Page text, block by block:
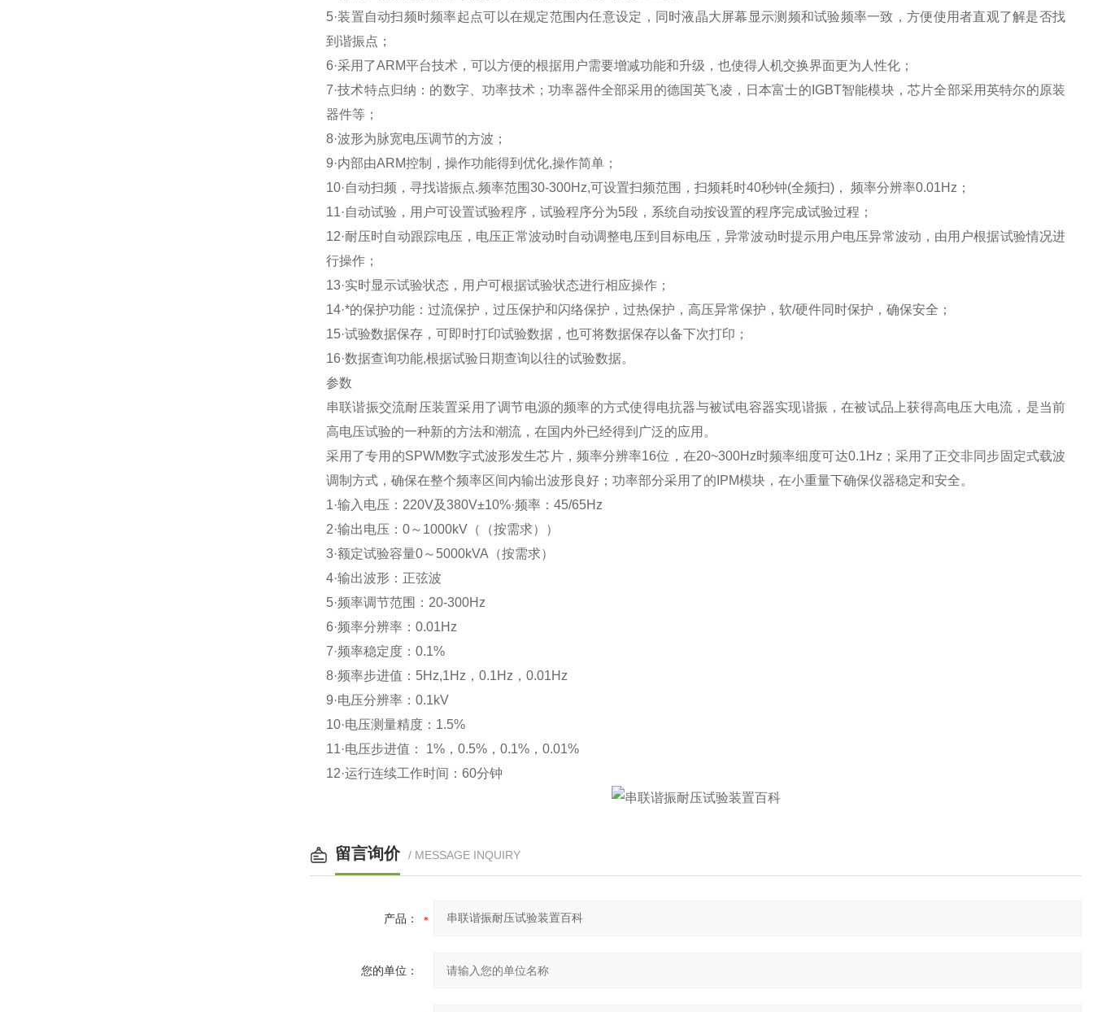
5·装置自动扫频时频率起点可以在规定范围内任意设定，同时液晶大屏幕显示测频和试验频率一致，方便使用者直观了解是否找
到谐振点；
6·采用了ARM平台技术，可以方便的根据用户需要增减功能和升级，也使得人机交换界面更为人性化；
7·技术特点归纳：的数字、功率技术；功率器件全部采用的德国英飞凌，日本富士的 IGBT智能模块，芯片全部采用英特尔的原装
器件等；
8·波形为脉宽电压调节的方波；
9·内部由ARM控制，操作功能得到优化,操作简单；
10·自动扫频，寻找谐振点.频率范围30-300Hz,可设置扫频范围，扫频耗时40秒钟(全频扫) ， 频率分辨率0.01Hz ；
11·自动试验，用户可设置试验程序，试验程序分为5段，系统自动按设置的程序完成试验过程；
12·耐压时自动跟踪电压，电压正常波动时自动调整电压到目标电压，异常波动时提示用户电压异常波动，由用户根据试验情况进
行操作；
13·实时显示试验状态，用户可根据试验状态进行相应操作；
14·*的保护功能：过流保护，过压保护和闪络保护，过热保护，高压异常保护，软/硬件同时保护，确保安全；
15·试验数据保存，可即时打印试验数据，也可将数据保存以备下次打印；
16·数据查询功能,根据试验日期查询以往的试验数据。
参数
串联谐振交流耐压装置采用了调节电源的频率的方式使得电抗器与被试电容器实现谐振，在被试品上获得高电压大电流，是当前
高电压试验的一种新的方法和潮流，在国内外已经得到广泛的应用。
采用了专用的SPWM数字式波形发生芯片，频率分辨率16位，在20~300Hz时频率细度可达0.1Hz ；采用了正交非同步固定式载波
调制方式，确保在整个频率区间内输出波形良好；功率部分采用了的 IPM模块，在小重量下确保仪器稳定和安全。
1·输入电压： 220V及380V±10%·频率： 45/65Hz
2·输出电压： 0～ 1000kV （（按需求））
3·额定试验容量0～ 5000kVA （按需求）
4·输出波形：正弦波
5·频率调节范围： 20-300Hz
6·频率分辨率： 0.01Hz
7·频率稳定度： 0.1%
8·频率步进值： 5Hz,1Hz ， 0.1Hz ， 0.01Hz
9·电压分辨率： 0.1kV
10·电压测量精度： 1.5%
11·电压步进值： 1% ， 0.5% ， 0.1% ， 0.01%
12·运行连续工作时间： 60分钟
留言询价 / MESSAGE INQUIRY
产品：
您的单位：